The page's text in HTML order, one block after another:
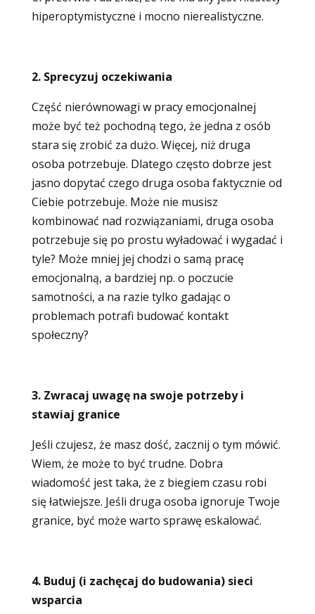
hiperoptymistyczne i mocno nierealistyczne.
2. Sprecyzuj oczekiwania
Część nierównowagi w pracy emocjonalnej
może być też pochodną tego, że jedna z osób
stara się zrobić za dużo. Więcej, niż druga
osoba potrzebuje. Dlatego często dobrze jest
jasno dopytać czego druga osoba faktycznie od
Ciebie potrzebuje. Może nie musisz
kombinować nad rozwiązaniami, druga osoba
potrzebuje się po prostu wyładować i wygadać i
tyle? Może mniej jej chodzi o samą pracę
emocjonalną, a bardziej np. o poczucie
samotności, a na razie tylko gadając o
problemach potrafi budować kontakt
społeczny?
3. Zwracaj uwagę na swoje potrzeby i
stawiaj granice
Jeśli czujesz, że masz dość, zacznij o tym mówić.
Wiem, że może to być trudne. Dobra
wiadomość jest taka, że z biegiem czasu robi
się łatwiejsze. Jeśli druga osoba ignoruje Twoje
granice, być może warto sprawę eskalować.
4. Buduj (i zachęcaj do budowania) sieci
wsparcia